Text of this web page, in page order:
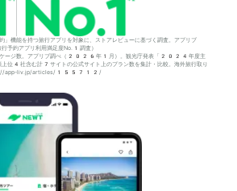
機能を持つ旅行アプリを対象に、ストアレビューに基づく調査。アプリブ
アプリ利用満足度No.1調査）
ケージ数。アプリブ調べ（2026年1月）。観光庁発表「2024年度主
上位4社含む計7サイトの公式サイト上のプラン数を集計・比較。海外旅行取り
app-liv.jp/articles/155712/